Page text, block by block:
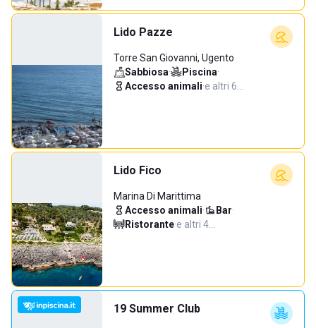
Lido Pazze
Torre San Giovanni, Ugento
Sabbiosa· Piscina·
Accesso animali·e altri 6…
Lido Fico
Marina Di Marittima
Accesso animali· Bar·
Ristorante·e altri 4…
19 Summer Club